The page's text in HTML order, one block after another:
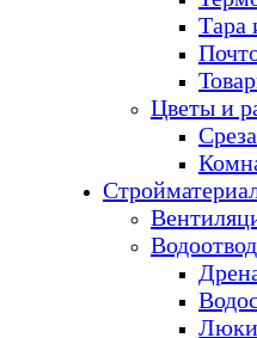
Тара
Цветы и
Водоотвод
Люки